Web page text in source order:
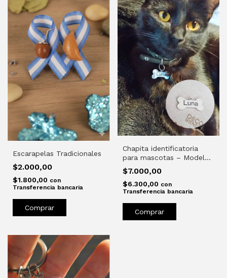
Escarapelas Tradicionales
$2.000,00
$1.800,00 con
Transferencia bancaria
Chapita identificatoria
para mascotas – Modelo
Huesito
$7.000,00
$6.300,00 con
Transferencia bancaria